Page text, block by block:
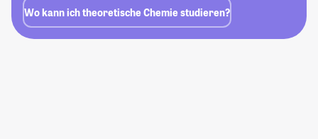
Wo kann ich theoretische Chemie studieren?